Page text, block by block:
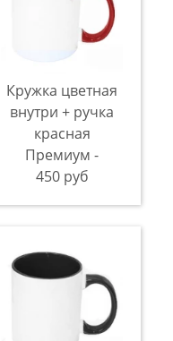
Кружка цветная
внутри + ручка
красная
Премиум -
450 руб